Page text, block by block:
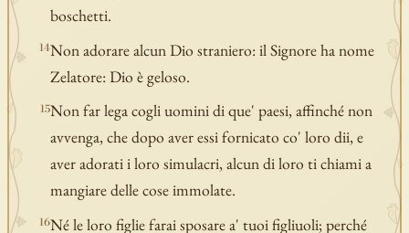
boschetti.
14Non adorare alcun Dio straniero: il Signore ha nome
Zelatore: Dio è geloso.
15Non far lega cogli uomini di que' paesi, affinché non
avvenga, che dopo aver essi fornicato co' loro dii, e
aver adorati i loro simulacri, alcun di loro ti chiami a
mangiare delle cose immolate.
16Né le loro figlie farai sposare a' tuoi figliuoli; perché